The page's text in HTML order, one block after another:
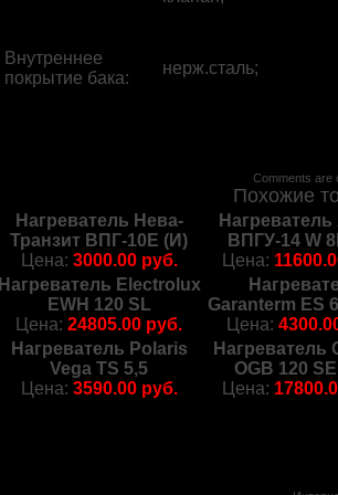
Внутреннее
покрытие бака:
нерж.сталь;
Comments are
Похожие
Нагреватель Нева-
Транзит ВПГ-10Е (И)
Цена: 3000.00 руб.
ВПГУ-14 W
Цена:
Нагреватель Electrolux
EWH 120 SL
Цена: 24805.00 руб.
Garanterm ES
Цена:
Нагреватель Polaris
Vega TS 5,5
Цена: 3590.00 руб.
Нагреватель
OGB 120
Цена: